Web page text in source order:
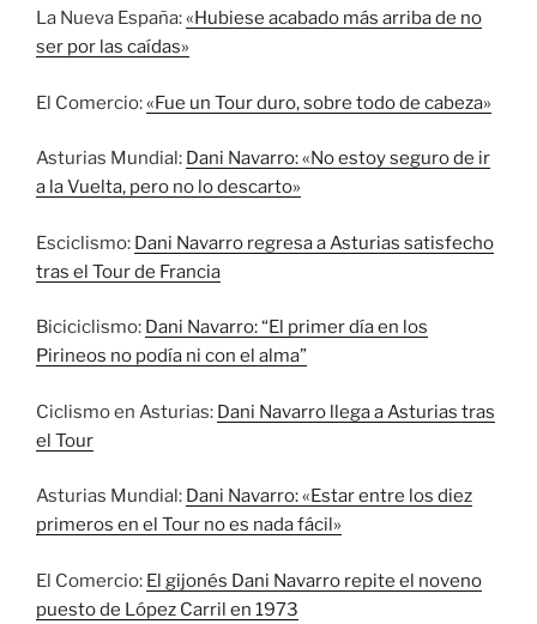
La Nueva España:«Hubiese acabado más arriba de no
ser por las caídas»
El Comercio:«Fue un Tour duro, sobre todo de cabeza»
Asturias Mundial: Dani Navarro: «No estoy seguro de ir
a la Vuelta, pero no lo descarto»
Esciclismo: Dani Navarro regresa a Asturias satisfecho
tras el Tour de Francia
Biciciclismo: Dani Navarro: “El primer día en los
Pirineos no podía ni con el alma”
Ciclismo en Asturias: Dani Navarro llega a Asturias tras
el Tour
Asturias Mundial: Dani Navarro: «Estar entre los diez
primeros en el Tour no es nada fácil»
El Comercio: El gijonés Dani Navarro repite el noveno
puesto de López Carril en 1973